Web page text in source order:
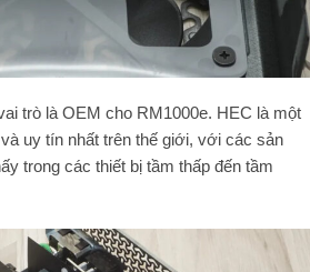
trò là OEM cho RM1000e. HEC là một
uy tín nhất trên thế giới, với các sản
trong các thiết bị tầm thấp đến tầm